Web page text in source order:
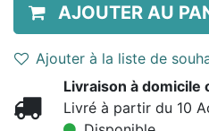
AJOUTER AU
Ajouter à la liste de
Livraison à domicile
Livré à partir du 10